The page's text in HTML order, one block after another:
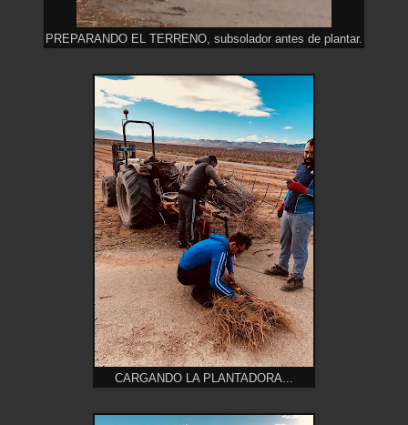
PREPARANDO EL TERRENO, subsolador antes de plantar.
CARGANDO LA PLANTADORA...